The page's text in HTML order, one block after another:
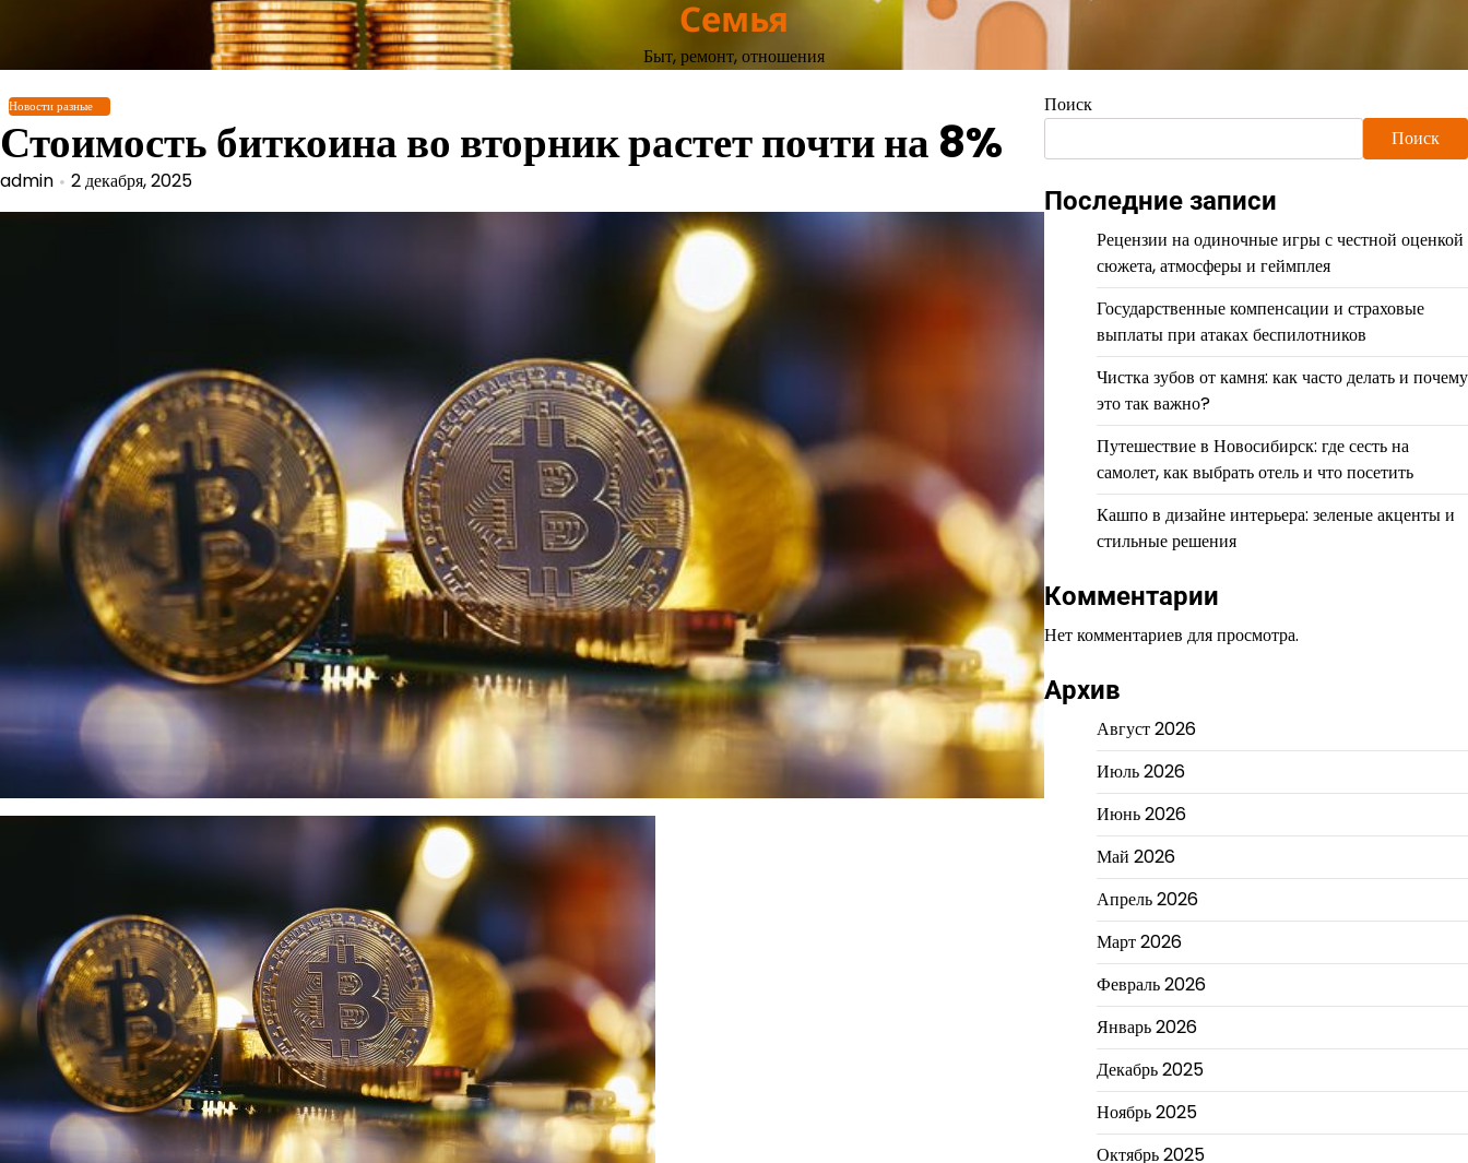
содержимому
Семья
Быт, ремонт, отношения
Новости разные
Стоимость биткоина во вторник растет почти на 8%
admin 2 декабря, 2025
Поиск
Поиск
Последние записи
Рецензии на одиночные игры с честной оценкой
сюжета, атмосферы и геймплея
Государственные компенсации и страховые
выплаты при атаках беспилотников
Чистка зубов от камня: как часто делать и почему
это так важно?
Путешествие в Новосибирск: где сесть на
самолет, как выбрать отель и что посетить
Кашпо в дизайне интерьера: зеленые акценты и
стильные решения
Комментарии
Нет комментариев для просмотра.
Архив
Август 2026
Июль 2026
Июнь 2026
Май 2026
Апрель 2026
Март 2026
Февраль 2026
Январь 2026
Декабрь 2025
Ноябрь 2025
Октябрь 2025